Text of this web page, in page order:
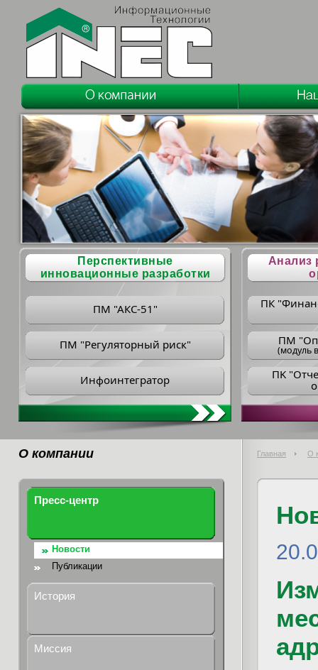
Перспективные
инновационные разработки
ПМ "АКС-51"
ПМ "Регуляторный риск"
Инфоинтегратор
Анализ
ПК
ПM
(модуль
ПK
О компании Главная О
Пресс-центр
Новости
Публикации
История
Миссия